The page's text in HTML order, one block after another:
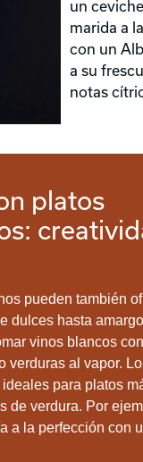
un
marida a
con un
a su
notas
platos
pueden también
dulces hasta
vinos blancos
verduras al vapor.
para platos
de verdura. Por
a la perfección con